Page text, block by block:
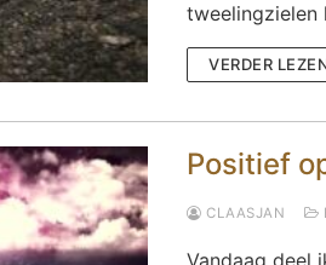
tweelingzielen
VERDER
Positief
CLAASJAN
Vandaag deel